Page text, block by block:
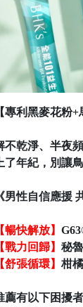
【專利黑麥花粉+
不乾淨、半夜
上了年紀，別讓
《男性自信應援
【暢快解放】
【戰力回歸】 秘
【舒張循環】 柑
薦有以下困擾